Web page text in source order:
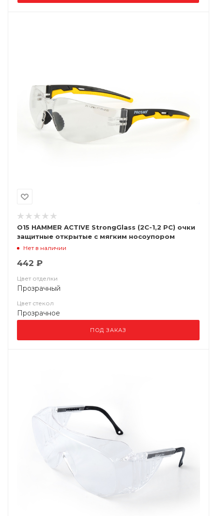
О15 HAMMER ACTIVE StrongGlass (2C-1,2 PC) очки
защитные открытые с мягким носоупором
Нет в наличии
442 ₽
Цвет отделки
Прозрачный
Цвет стекол
Прозрачное
ПОД ЗАКАЗ